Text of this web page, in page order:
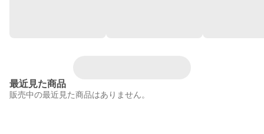
最近見た商品
販売中の最近見た商品はありません。